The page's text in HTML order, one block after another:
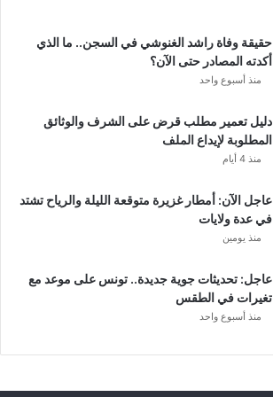
حقيقة وفاة راشد الغنوشي في السجن.. ما الذي
أكدته المصادر حتى الآن؟
منذ أسبوع واحد
دليل تعمير مطلب قرض على الشرف والوثائق
المطلوبة لإيداع الملف
منذ 4 أيام
عاجل الآن: أمطار غزيرة متوقعة الليلة والرياح تشتد
في عدة ولايات
منذ يومين
عاجل: تحديثات جوية جديدة.. تونس على موعد مع
تغيرات في الطقس
منذ أسبوع واحد